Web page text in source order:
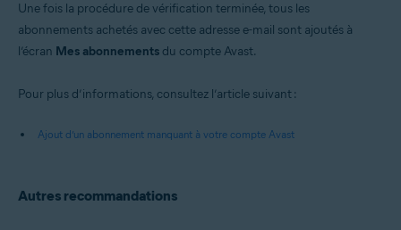
Une fois la procédure de vérification terminée, tous les
abonnements achetés avec cette adresse e-mail sont ajoutés à
l’écran Mes abonnements du compte Avast.
Pour plus d’informations, consultez l’article suivant :
Ajout d’un abonnement manquant à votre compte Avast
Autres recommandations